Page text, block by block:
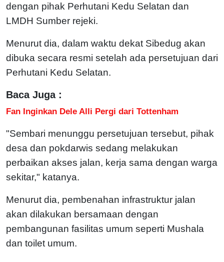
dengan pihak Perhutani Kedu Selatan dan
LMDH Sumber rejeki.
Menurut dia, dalam waktu dekat Sibedug akan
dibuka secara resmi setelah ada persetujuan dari
Perhutani Kedu Selatan.
Baca Juga :
Fan Inginkan Dele Alli Pergi dari Tottenham
"Sembari menunggu persetujuan tersebut, pihak
desa dan pokdarwis sedang melakukan
perbaikan akses jalan, kerja sama dengan warga
sekitar," katanya.
Menurut dia, pembenahan infrastruktur jalan
akan dilakukan bersamaan dengan
pembangunan fasilitas umum seperti Mushala
dan toilet umum.